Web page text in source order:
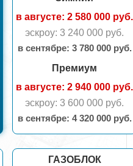
в августе: 2 580 000 руб.
эскроу: 3 240 000 руб.
в сентябрe: 3 780 000 руб.
Премиум
в августе: 2 940 000 руб.
эскроу: 3 600 000 руб.
в сентябрe: 4 320 000 руб.
ГАЗОБЛОК